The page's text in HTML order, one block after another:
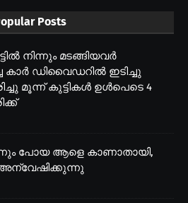
Posts
നിന്നും മടങ്ങിയവർ
കാർ ഡിവൈഡറിൽ ഇടിച്ചു
മൂന്ന് കുട്ടികൾ ഉൾപെടെ 4
പോയ ആളെ കാണാതായി,